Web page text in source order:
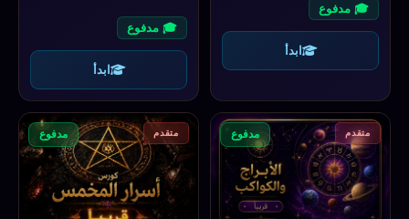
🎓 مدفوع
ابدأ
🎓 مدفوع
ابدأ
متقدم مدفوع متقدم مدفوع